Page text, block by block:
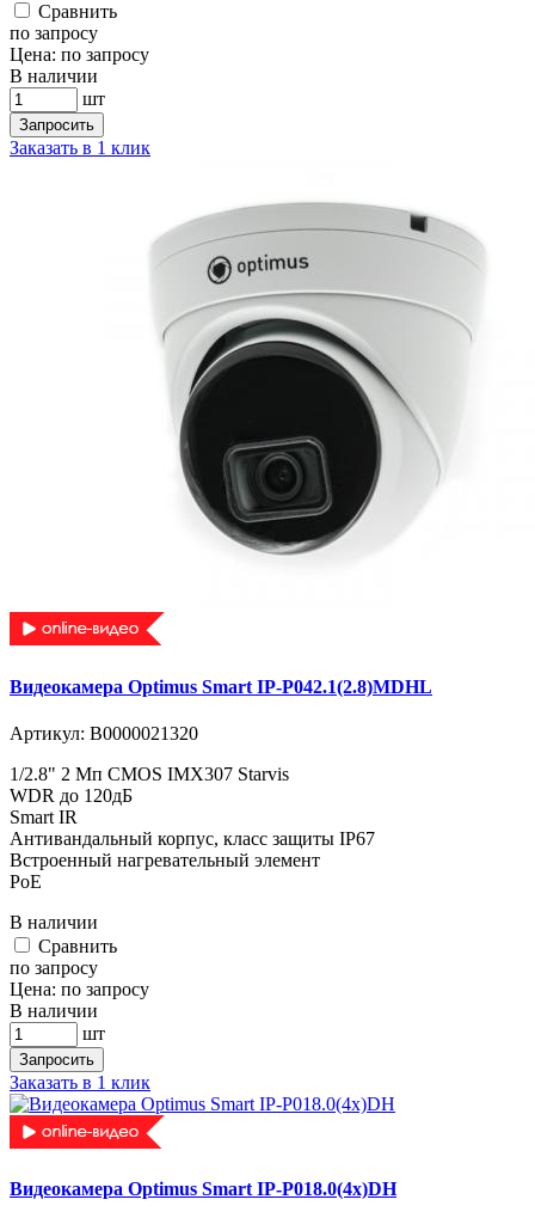
Cравнить
по запросу
Цена: по запросу
В наличии
шт
Запросить
Заказать в 1 клик
Видеокамера Optimus Smart IP-P042.1(2.8)MDHL
Артикул: В0000021320
1/2.8" 2 Мп CMOS IMX307 Starvis
WDR до 120дБ
Smart IR
Антивандальный корпус, класс защиты IР67
Встроенный нагревательный элемент
PoE
В наличии
Cравнить
по запросу
Цена: по запросу
В наличии
шт
Запросить
Заказать в 1 клик
Видеокамера Optimus Smart IP-P018.0(4x)DH